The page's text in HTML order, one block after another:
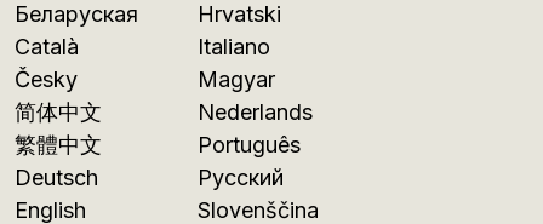
Беларуская
Català
Česky
简体中文
繁體中文
Deutsch
English
Hrvatski
Italiano
Magyar
Nederlands
Português
Русский
Slovenščina